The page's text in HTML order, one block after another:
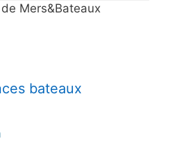
Mers&Bateaux
bateaux